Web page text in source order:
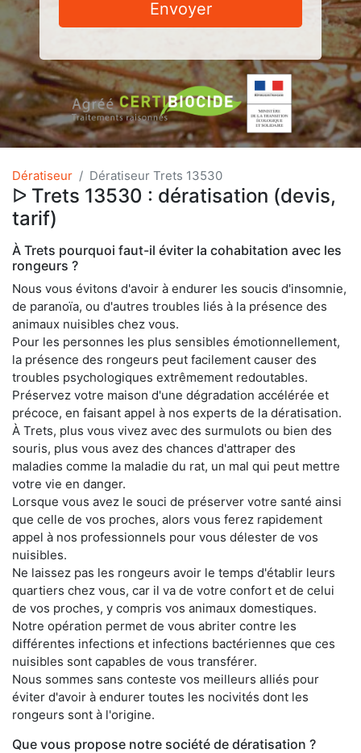
Envoyer
Dératiseur Dératiseur Trets 13530
ᐅ Trets 13530 : dératisation (devis,
tarif)
À Trets pourquoi faut-il éviter la cohabitation avec les
rongeurs ?
Nous vous évitons d'avoir à endurer les soucis d'insomnie,
de paranoïa, ou d'autres troubles liés à la présence des
animaux nuisibles chez vous.
Pour les personnes les plus sensibles émotionnellement,
la présence des rongeurs peut facilement causer des
troubles psychologiques extrêmement redoutables.
Préservez votre maison d'une dégradation accélérée et
précoce, en faisant appel à nos experts de la dératisation.
À Trets, plus vous vivez avec des surmulots ou bien des
souris, plus vous avez des chances d'attraper des
maladies comme la maladie du rat, un mal qui peut mettre
votre vie en danger.
Lorsque vous avez le souci de préserver votre santé ainsi
que celle de vos proches, alors vous ferez rapidement
appel à nos professionnels pour vous délester de vos
nuisibles.
Ne laissez pas les rongeurs avoir le temps d'établir leurs
quartiers chez vous, car il va de votre confort et de celui
de vos proches, y compris vos animaux domestiques.
Notre opération permet de vous abriter contre les
différentes infections et infections bactériennes que ces
nuisibles sont capables de vous transférer.
Nous sommes sans conteste vos meilleurs alliés pour
éviter d'avoir à endurer toutes les nocivités dont les
rongeurs sont à l'origine.
Que vous propose notre société de dératisation ?